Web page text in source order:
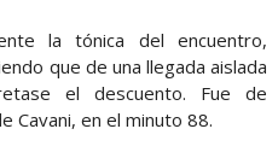
la tónica del encuentro,
que de una llegada aislada
el descuento. Fue de
Cavani, en el minuto 88.